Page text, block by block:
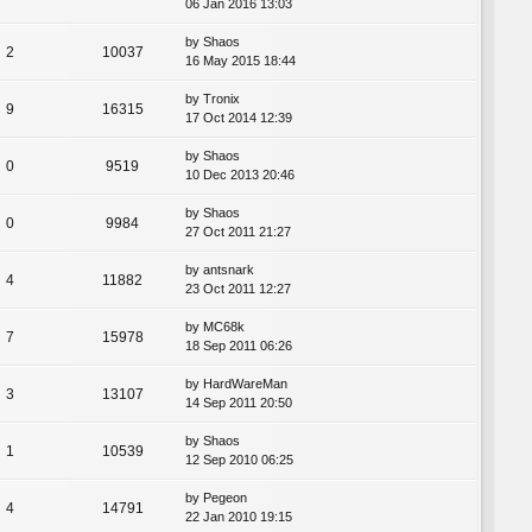
06 Jan 2016 13:03
2 10037
by Shaos
16 May 2015 18:44
9 16315
by Tronix
17 Oct 2014 12:39
0 9519
by Shaos
10 Dec 2013 20:46
0 9984
by Shaos
27 Oct 2011 21:27
4 11882
by antsnark
23 Oct 2011 12:27
7 15978
by MC68k
18 Sep 2011 06:26
3 13107
by HardWareMan
14 Sep 2011 20:50
1 10539
by Shaos
12 Sep 2010 06:25
4 14791
by Pegeon
22 Jan 2010 19:15